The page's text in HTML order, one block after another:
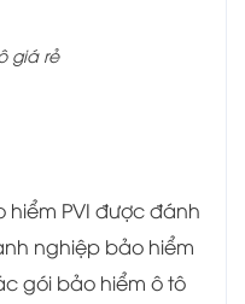
giá rẻ
hiểm PVI được đánh
nghiệp bảo hiểm
gói bảo hiểm ô tô